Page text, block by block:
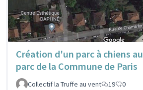
Création d'un parc à chiens au
parc de la Commune de Paris
Collectif la Truffe au vent
19 0